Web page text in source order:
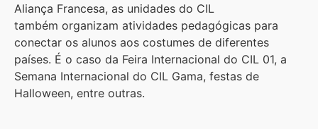
Aliança Francesa, as unidades do CIL
também organizam atividades pedagógicas para
conectar os alunos aos costumes de diferentes
países. É o caso da Feira Internacional do CIL 01, a
Semana Internacional do CIL Gama, festas de
Halloween, entre outras.